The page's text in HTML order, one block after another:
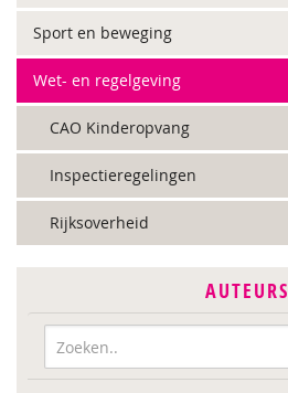
Sport en beweging
Wet- en regelgeving
CAO Kinderopvang
Inspectieregelingen
Rijksoverheid
AUTEURS